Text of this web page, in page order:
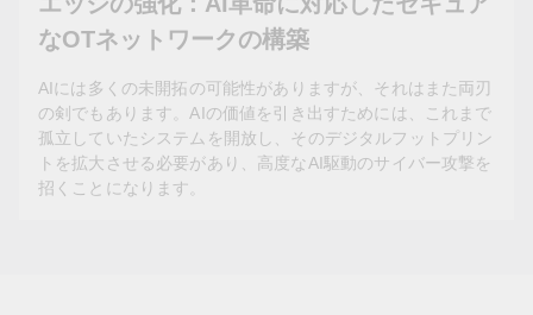
壊滅的な影響を与える可能性があります。
なOTネットワークの構築
AIには多くの未開拓の可能性がありますが、それはまた両刃
の剣でもあります。AIの価値を引き出すためには、これまで
孤立していたシステムを開放し、そのデジタルフットプリン
トを拡大させる必要があり、高度なAI駆動のサイバー攻撃を
招くことになります。